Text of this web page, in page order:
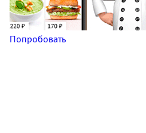
Попробовать